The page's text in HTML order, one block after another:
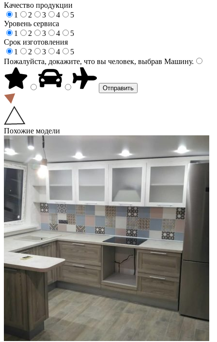
Качество продукции
1
2 3 4
5
Уровень сервиса
1
2 3 4
5
Срок изготовления
1
2 3 4
5
Пожалуйста, докажите, что вы человек, выбрав Машину.
Похожие модели